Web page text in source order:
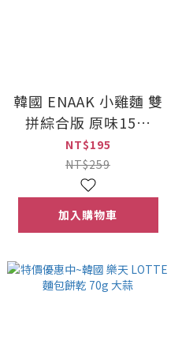
韓國 ENAAK 小雞麵 雙
拼綜合版 原味15包
+辣味15包
NT$195
NT$259
加入購物車